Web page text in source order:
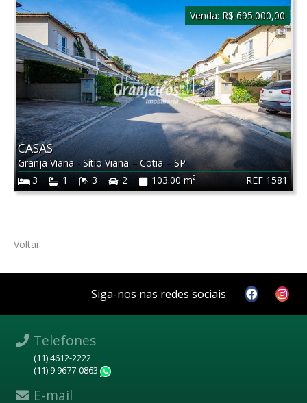
REF 1581
CASAS
Granja Viana - Sítio Viana–Cotia–SP
3
1 3 2 103.00 m²
Venda: R$ 695.000,00
Voltar
Siga-nos nas redes sociais
Telefones
(11) 4612-2222
(11) 9 9677-0863
E-mail